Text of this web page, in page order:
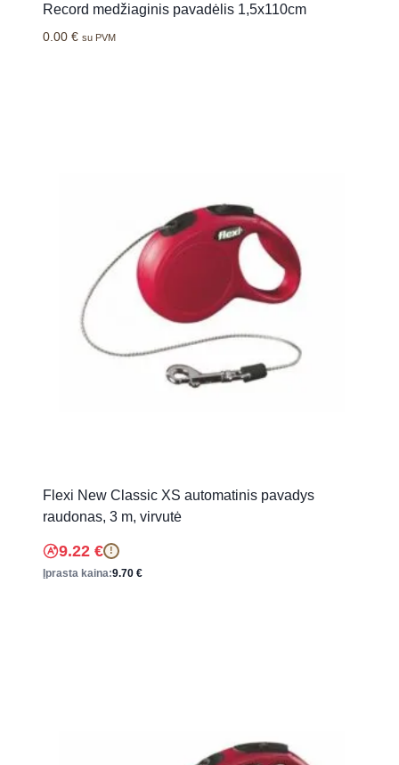
Record medžiaginis pavadėlis 1,5x110cm
0.00 € su PVM
Flexi New Classic XS automatinis pavadys
raudonas, 3 m, virvutė
9.22 € !
Įprasta kaina:9.70 €